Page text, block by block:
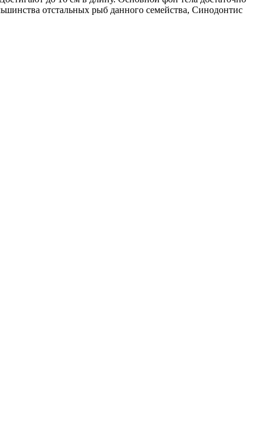
отстальных рыб данного семейства, Синодонтис